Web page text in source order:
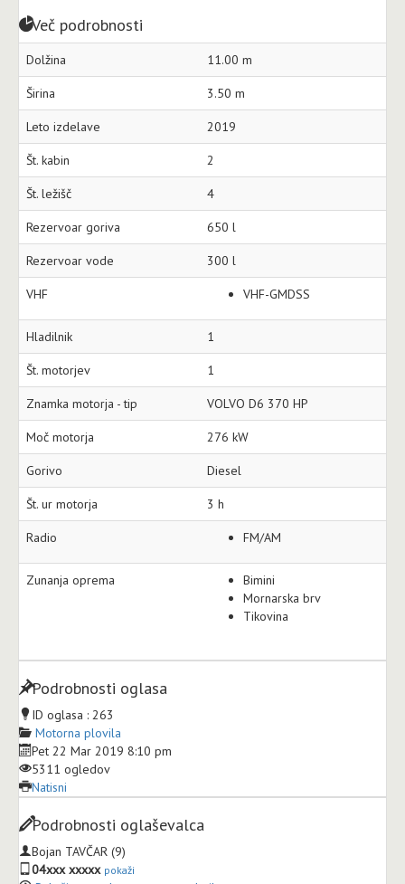
Več podrobnosti
Dolžina 11.00 m
Širina 3.50 m
Leto izdelave 2019
Št. kabin 2
Št. ležišč 4
Rezervoar goriva 650 l
Rezervoar vode 300 l
VHF VHF-GMDSS
Hladilnik 1
Št. motorjev 1
Znamka motorja - tip VOLVO D6 370 HP
Moč motorja 276 kW
Gorivo Diesel
Št. ur motorja 3 h
Radio FM/AM
Zunanja oprema
Bimini
Mornarska brv
Tikovina
Podrobnosti oglasa
ID oglasa : 263
Motorna plovila
Pet 22 Mar 2019 8:10 pm
5311 ogledov
Natisni
Podrobnosti oglaševalca
Bojan TAVČAR (9)
04xxx xxxxx pokaži